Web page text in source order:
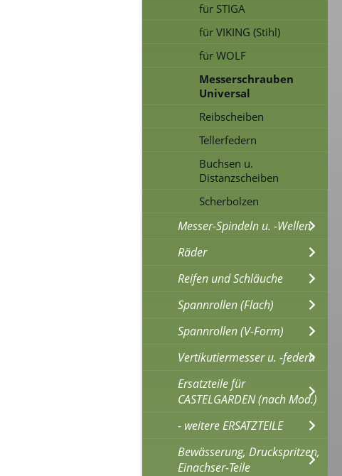
für STIGA
für VIKING (Stihl)
für WOLF
Messerschrauben
Universal
Reibscheiben
Tellerfedern
Buchsen u.
Distanzscheiben
Scherbolzen
Messer-Spindeln u. -Wellen
Räder
Reifen und Schläuche
Spannrollen (Flach)
Spannrollen (V-Form)
Vertikutiermesser u. -federn
Ersatzteile für
CASTELGARDEN (nach Mod.)
- weitere ERSATZTEILE
Bewässerung, Druckspritzen,
Einachser-Teile